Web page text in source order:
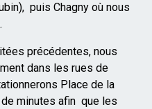
puis Chagny où nous
précédentes, nous
dans les rues de
Place de la
minutes afin que les